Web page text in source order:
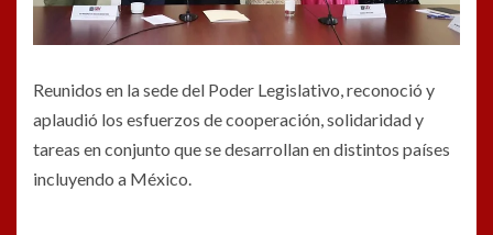
Reunidos en la sede del Poder Legislativo, reconoció y
aplaudió los esfuerzos de cooperación, solidaridad y
tareas en conjunto que se desarrollan en distintos países
incluyendo a México.